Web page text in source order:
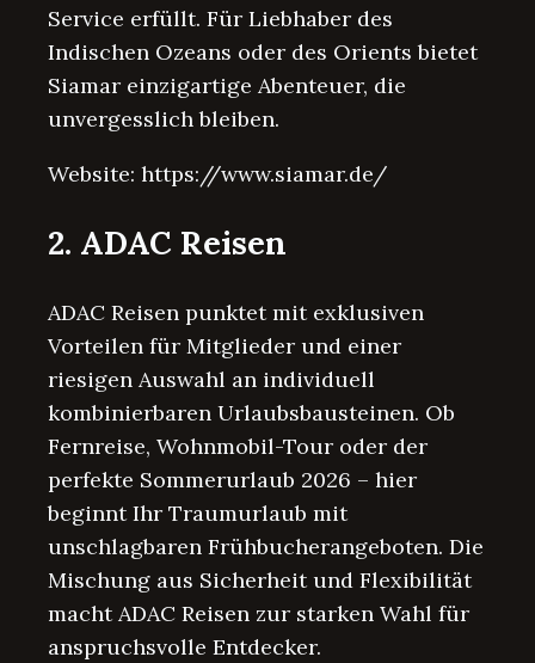
Service erfüllt. Für Liebhaber des
Indischen Ozeans oder des Orients bietet
Siamar einzigartige Abenteuer, die
unvergesslich bleiben.
Website: https://www.siamar.de/
2. ADAC Reisen
ADAC Reisen punktet mit exklusiven
Vorteilen für Mitglieder und einer
riesigen Auswahl an individuell
kombinierbaren Urlaubsbausteinen. Ob
Fernreise, Wohnmobil-Tour oder der
perfekte Sommerurlaub 2026 – hier
beginnt Ihr Traumurlaub mit
unschlagbaren Frühbucherangeboten. Die
Mischung aus Sicherheit und Flexibilität
macht ADAC Reisen zur starken Wahl für
anspruchsvolle Entdecker.